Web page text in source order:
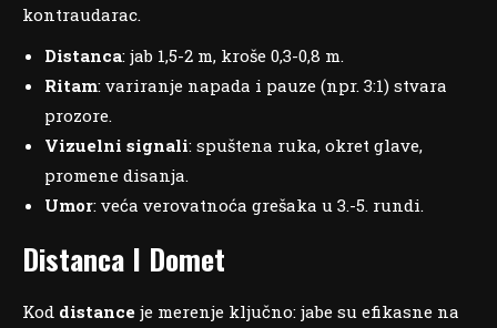
kontraudarac.
Distanca: jab 1,5-2 m, kroše 0,3-0,8 m.
Ritam: variranje napada i pauze (npr. 3:1) stvara
prozore.
Vizuelni signali: spuštena ruka, okret glave,
promene disanja.
Umor: veća verovatnoća grešaka u 3.-5. rundi.
Distanca I Domet
Kod distance je merenje ključno: jabe su efikasne na